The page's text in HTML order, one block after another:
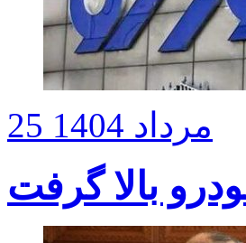
25 مرداد 1404
بالا گرفت